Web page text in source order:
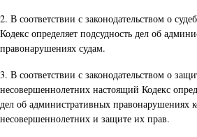
2. В соответствии с законодательством о
Кодекс определяет подсудность дел об
правонарушениях судам.
3. В соответствии с законодательством о
несовершеннолетних настоящий Кодекс
дел об административных правонарушениях
несовершеннолетних и защите их прав.